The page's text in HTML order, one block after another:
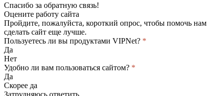
Спасибо за обратную связь!
Оцените работу сайта
Пройдите, пожалуйста, короткий опрос, чтобы помочь нам
сделать сайт еще лучше.
Пользуетесь ли вы продуктами VIPNet? *
Да
Нет
Удобно ли вам пользоваться сайтом? *
Да
Скорее да
Затрудняюсь ответить